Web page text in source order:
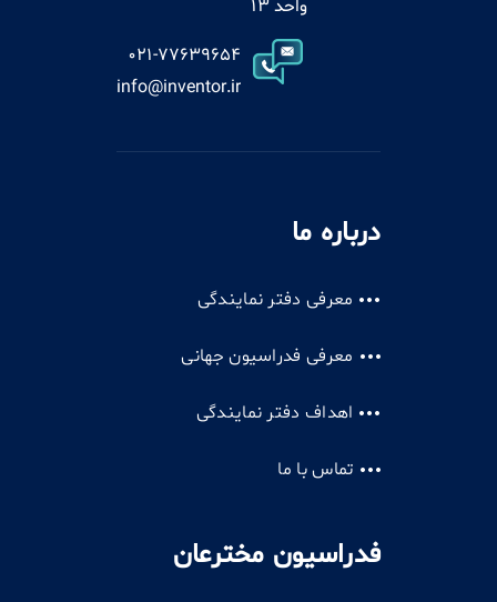
واحد 13
021-77639654
info@inventor.ir
درباره ما
معرفی دفتر نمایندگی
معرفی فدراسیون جهانی
اهداف دفتر نمایندگی
تماس با ما
فدراسیون مخترعان